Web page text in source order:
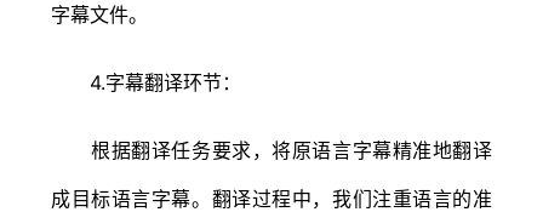
字幕文件。
4.字幕翻译环节：
根据翻译任务要求，将原语言字幕精准地翻译
成目标语言字幕。翻译过程中，我们注重语言的准